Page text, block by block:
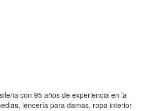
con 95 años de experiencia en la
lencería para damas, ropa interior